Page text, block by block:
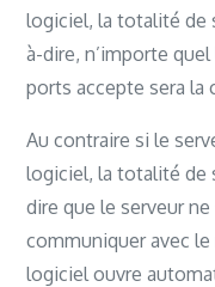
logiciel, la totalité de
à-dire, n’importe
ports accepte sera la
Au contraire si le
logiciel, la totalité de
dire que le serveur
communiquer avec
logiciel ouvre